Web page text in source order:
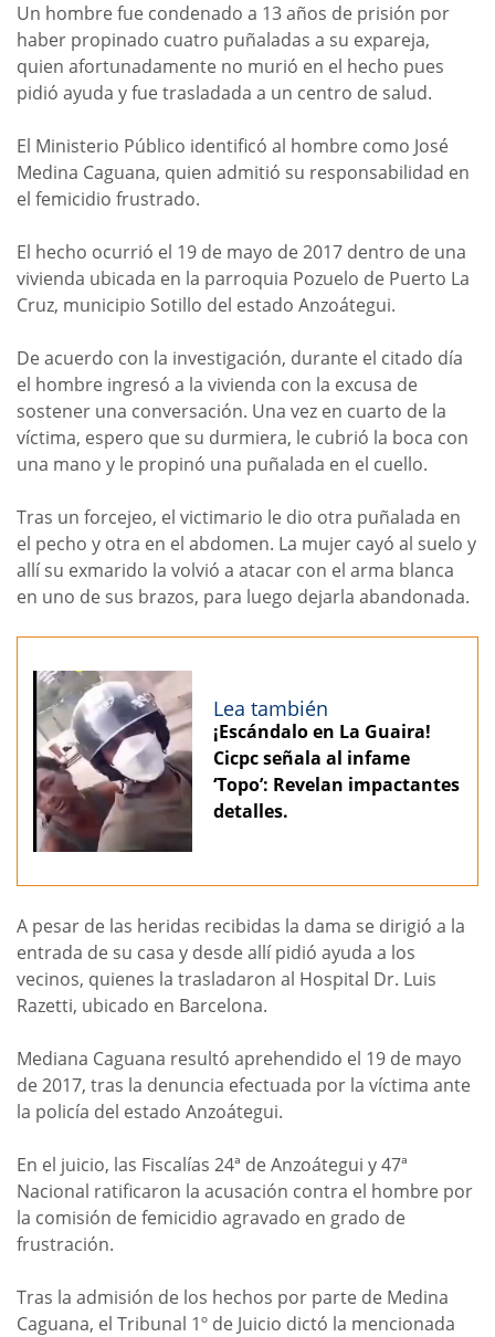
Un hombre fue condenado a 13 años de prisión por
haber propinado cuatro puñaladas a su expareja,
quien afortunadamente no murió en el hecho pues
pidió ayuda y fue trasladada a un centro de salud.
El Ministerio Público identificó al hombre como José
Medina Caguana, quien admitió su responsabilidad en
el femicidio frustrado.
El hecho ocurrió el 19 de mayo de 2017 dentro de una
vivienda ubicada en la parroquia Pozuelo de Puerto La
Cruz, municipio Sotillo del estado Anzoátegui.
De acuerdo con la investigación, durante el citado día
el hombre ingresó a la vivienda con la excusa de
sostener una conversación. Una vez en cuarto de la
víctima, espero que su durmiera, le cubrió la boca con
una mano y le propinó una puñalada en el cuello.
Tras un forcejeo, el victimario le dio otra puñalada en
el pecho y otra en el abdomen. La mujer cayó al suelo y
allí su exmarido la volvió a atacar con el arma blanca
en uno de sus brazos, para luego dejarla abandonada.
Lea también
¡Escándalo en La Guaira!
Cicpc señala al infame
‘Topo’: Revelan impactantes
detalles.
A pesar de las heridas recibidas la dama se dirigió a la
entrada de su casa y desde allí pidió ayuda a los
vecinos, quienes la trasladaron al Hospital Dr. Luis
Razetti, ubicado en Barcelona.
Mediana Caguana resultó aprehendido el 19 de mayo
de 2017, tras la denuncia efectuada por la víctima ante
la policía del estado Anzoátegui.
En el juicio, las Fiscalías 24ª de Anzoátegui y 47ª
Nacional ratificaron la acusación contra el hombre por
la comisión de femicidio agravado en grado de
frustración.
Tras la admisión de los hechos por parte de Medina
Caguana, el Tribunal 1º de Juicio dictó la mencionada